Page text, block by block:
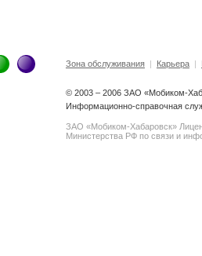
Зона обслуживания| Карьера|
© 2003 – 2006 ЗАО «Мобиком-
Информационно-справочная
ЗАО «Мобиком-Хабаровск»
Министерства РФ по связи и